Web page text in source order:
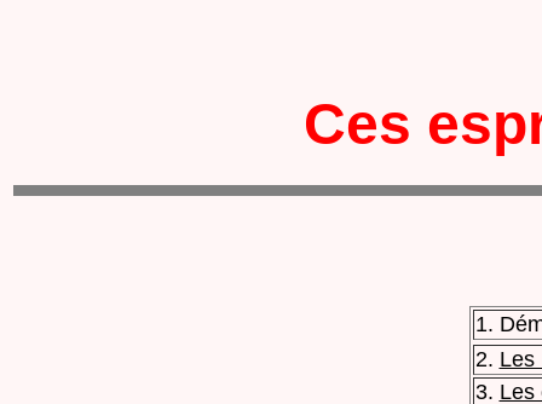
Ces
1.
2. Les
3. Les